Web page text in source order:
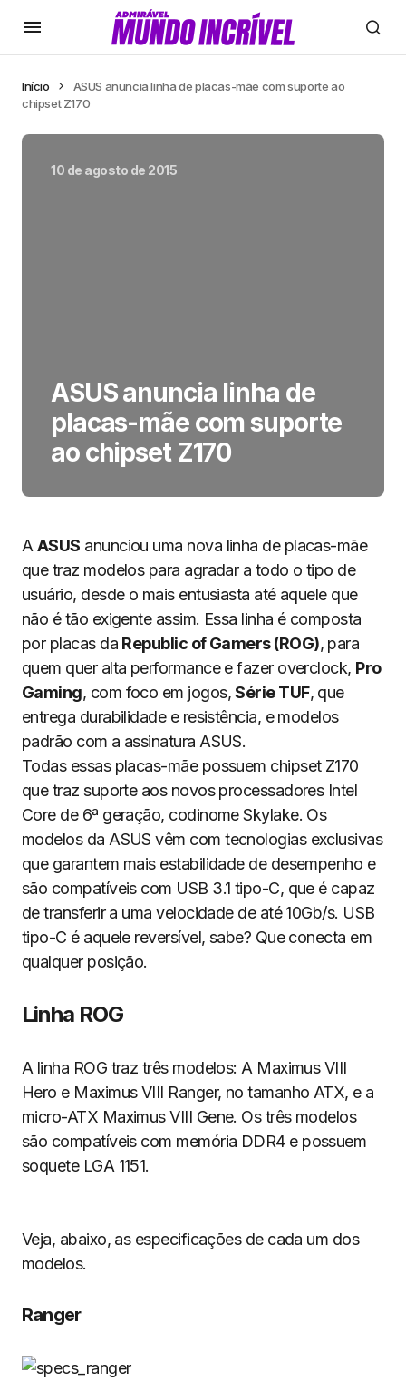
Início
ASUS anuncia linha de placas-mãe com suporte ao
chipset Z170
10 de agosto de 2015
ASUS anuncia linha de
placas-mãe com suporte
ao chipset Z170
A ASUS anunciou uma nova linha de placas-mãe
que traz modelos para agradar a todo o tipo de
usuário, desde o mais entusiasta até aquele que
não é tão exigente assim. Essa linha é composta
por placas da Republic of Gamers (ROG), para
quem quer alta performance e fazer overclock, Pro
Gaming, com foco em jogos,Série TUF, que
entrega durabilidade e resistência, e modelos
padrão com a assinatura ASUS.
Todas essas placas-mãe possuem chipset Z170
que traz suporte aos novos processadores Intel
Core de 6ª geração, codinome Skylake. Os
modelos da ASUS vêm com tecnologias exclusivas
que garantem mais estabilidade de desempenho e
são compatíveis com USB 3.1 tipo-C, que é capaz
de transferir a uma velocidade de até 10Gb/s. USB
tipo-C é aquele reversível, sabe? Que conecta em
qualquer posição.
Linha ROG
A linha ROG traz três modelos: A Maximus VIII
Hero e Maximus VIII Ranger, no tamanho ATX, e a
micro-ATX Maximus VIII Gene. Os três modelos
são compatíveis com memória DDR4 e possuem
soquete LGA 1151.
Veja, abaixo, as especificações de cada um dos
modelos.
Ranger